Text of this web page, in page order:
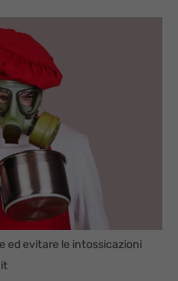
ed evitare le intossicazioni